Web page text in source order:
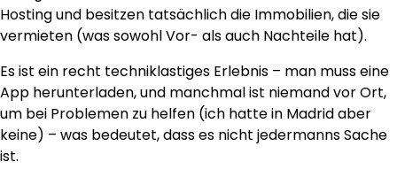
Hosting und besitzen tatsächlich die Immobilien, die sie
vermieten (was sowohl Vor- als auch Nachteile hat).
Es ist ein recht techniklastiges Erlebnis – man muss eine
App herunterladen, und manchmal ist niemand vor Ort,
um bei Problemen zu helfen (ich hatte in Madrid aber
keine) – was bedeutet, dass es nicht jedermanns Sache
ist.